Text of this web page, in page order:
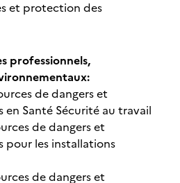
et protection des
professionnels,
de dangers et
en Santé Sécurité au travail
de dangers et
pour les installations
de dangers et